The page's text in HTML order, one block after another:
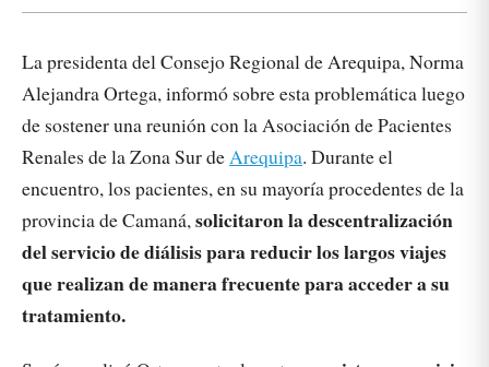
La presidenta del Consejo Regional de Arequipa, Norma
Alejandra Ortega, informó sobre esta problemática luego
de sostener una reunión con la Asociación de Pacientes
Renales de la Zona Sur deArequipa. Durante el
encuentro, los pacientes, en su mayoría procedentes de la
provincia de Camaná,solicitaron la descentralización
del servicio de diálisis para reducir los largos viajes
que realizan de manera frecuente para acceder a su
tratamiento.